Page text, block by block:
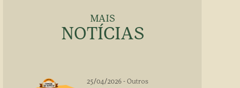
MAIS
NOTÍCIAS
25/04/2026 -Outros